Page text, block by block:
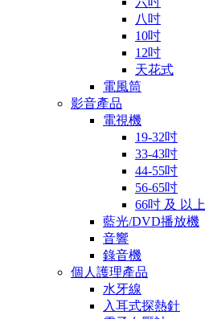
八吋
10吋
12吋
天花式
電風筒
影音產品
電視機
19-32吋
33-43吋
44-55吋
56-65吋
66吋 及 以上
藍光/DVD播放機
音響
錄音機
個人護理產品
水牙線
入耳式探熱針